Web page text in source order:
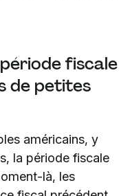
fiscale
de petites
américains, y
la période fiscale
là, les